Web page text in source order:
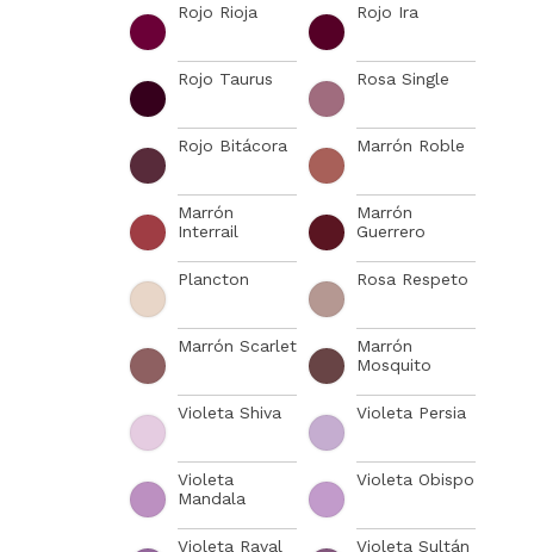
Rojo Rioja Rojo Ira
Rojo Taurus Rosa Single
Rojo Bitácora Marrón Roble
Marrón
Interrail
Marrón
Guerrero
Plancton Rosa Respeto
Marrón Scarlet
Marrón
Mosquito
Violeta Shiva Violeta Persia
Violeta
Mandala
Violeta Obispo
Violeta Raval Violeta Sultán